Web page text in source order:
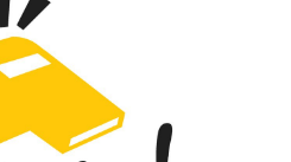
2026-05-27
“УЛААНБААТАР МАРАФОН-2026”
ОЛОН УЛСЫН ГҮЙЛТИЙН ТЭМЦЭЭНД
ГССҮТ-ИЙН ЭМЧ, МЭРГЭЖИЛТНҮҮД
АМЖИЛТТАЙ ОРОЛЦЛОО...
2026-05-26